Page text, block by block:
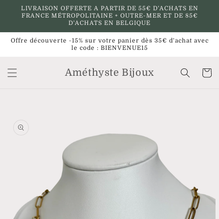
passer
au
LIVRAISON OFFERTE A PARTIR DE 55€ D'ACHATS EN
FRANCE MÉTROPOLITAINE + OUTRE-MER ET DE 85€
D'ACHATS EN BELGIQUE
Offre découverte -15% sur votre panier dès 35€ d'achat avec
le code : BIENVENUE15
Améthyste Bijoux Panier
informations